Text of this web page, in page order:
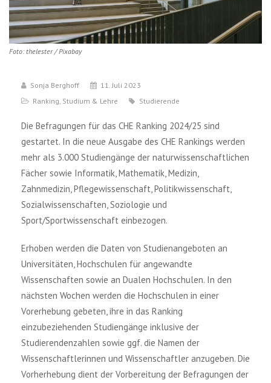
Foto: thelester / Pixabay
Sonja Berghoff
11. Juli 2023
Ranking Studium & Lehre Studierende
Die Befragungen für das CHE Ranking 2024/25 sind
gestartet. In die neue Ausgabe des CHE Rankings werden
mehr als 3.000 Studiengänge der naturwissenschaftlichen
Fächer sowie Informatik, Mathematik, Medizin,
Zahnmedizin, Pflegewissenschaft, Politikwissenschaft,
Sozialwissenschaften, Soziologie und
Sport/Sportwissenschaft einbezogen.
Erhoben werden die Daten von Studienangeboten an
Universitäten, Hochschulen für angewandte
Wissenschaften sowie an Dualen Hochschulen. In den
nächsten Wochen werden die Hochschulen in einer
Vorerhebung gebeten, ihre in das Ranking
einzubeziehenden Studiengänge inklusive der
Studierendenzahlen sowie ggf. die Namen der
Wissenschaftlerinnen und Wissenschaftler anzugeben. Die
Vorherhebung dient der Vorbereitung der Befragungen der